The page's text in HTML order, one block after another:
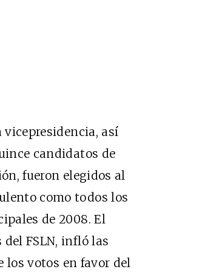
vicepresidencia, así
candidatos de
fueron elegidos al
como todos los
de 2008. El
del FSLN, infló las
los votos en favor del